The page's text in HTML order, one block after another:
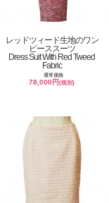
レッドツィード生地のワン
ピーススーツ
Dress Suit With Red Tweed
Fabric
通常価格
78,000円(税別)